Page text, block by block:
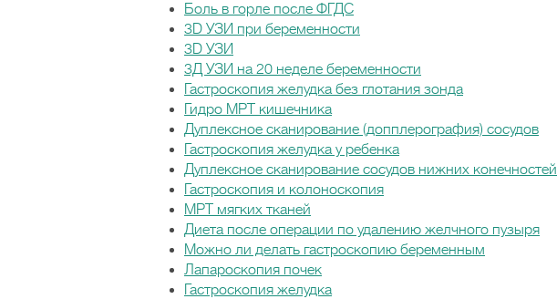
Боль в горле после ФГДС
3D УЗИ при беременности
3D УЗИ
3Д УЗИ на 20 неделе беременности
Гастроскопия желудка без глотания зонда
Гидро МРТ кишечника
Дуплексное сканирование (допплерография) сосудов
Гастроскопия желудка у ребенка
Дуплексное сканирование сосудов нижних конечностей
Гастроскопия и колоноскопия
МРТ мягких тканей
Диета после операции по удалению желчного пузыря
Можно ли делать гастроскопию беременным
Лапароскопия почек
Гастроскопия желудка